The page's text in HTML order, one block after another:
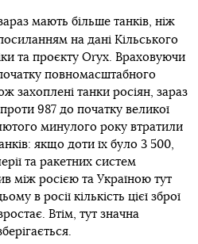
мають більше танків, ніж
на дані Кільського
та проєкту Oryx. Враховуючи
повномасштабного
захоплені танки росіян, зараз
987 до початку великої
минулого року втратили
якщо доти їх було 3 500,
та ракетних систем
між росією та Україною тут
в росії кількість цієї зброї
Втім, тут значна